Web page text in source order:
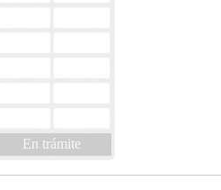
En trámite